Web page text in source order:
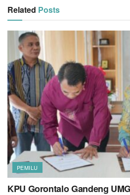
Related Posts
PEMILU
KPU Gorontalo Gandeng